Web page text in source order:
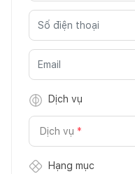
Dịch vụ
Dịch vụ *
Hạng mục